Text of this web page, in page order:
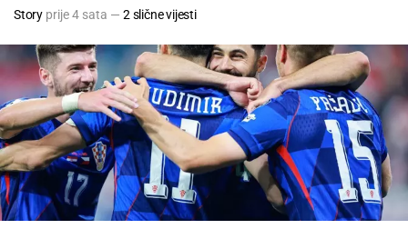
Story prije 4 sata — 2 slične vijesti